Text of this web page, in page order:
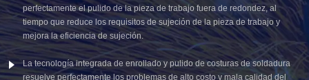
perfectamente el pulido de la pieza de trabajo fuera de redondez, al
tiempo que reduce los requisitos de sujeción de la pieza de trabajo y
mejora la eficiencia de sujeción.
La tecnología integrada de enrollado y pulido de costuras de soldadura
resuelve perfectamente los problemas de alto costo y mala calidad del